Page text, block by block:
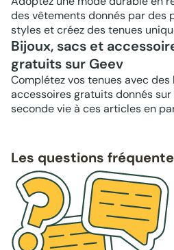
des vêtements donnés par des
styles et créez des tenues
Bijoux, sacs et
gratuits sur Geev
Complétez vos tenues avec des
accessoires gratuits donnés sur
seconde vie à ces articles en
Les questions